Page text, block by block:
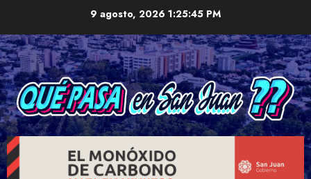
content
9 agosto, 20261:25:47 PM